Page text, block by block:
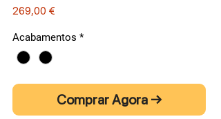
269,00 €
Acabamentos *
Comprar Agora →